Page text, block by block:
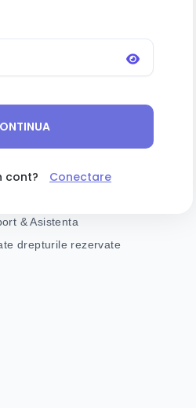
cont? Conectare
& Asistenta
drepturile rezervate